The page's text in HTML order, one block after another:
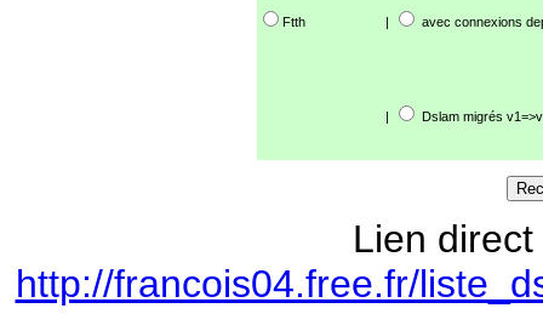
Ftth | avec connexions
| Dslam migrés
Lien
http://francois04.free.fr/